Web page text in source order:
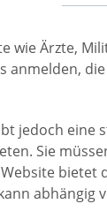
Ärzte,
anmelden,
jedoch
Sie